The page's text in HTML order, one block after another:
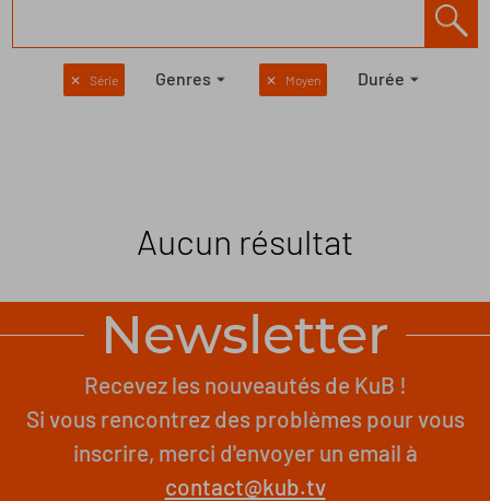
✕ Série Genres ✕ Moyen Durée
Aucun résultat
Newsletter
Recevez les nouveautés de KuB !
Si vous rencontrez des problèmes pour vous
inscrire, merci d'envoyer un email à
contact@kub.tv